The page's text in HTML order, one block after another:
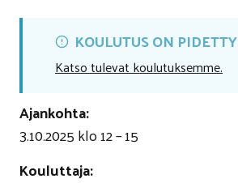
KOULUTUS ON PIDETTY
Katso tulevat koulutuksemme.
Ajankohta:
3.10.2025 klo 12 – 15
Kouluttaja: